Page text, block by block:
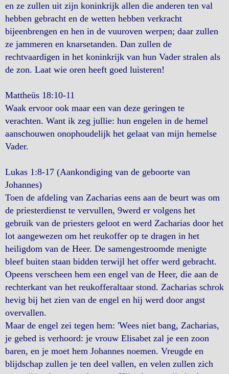
en ze zullen uit zijn koninkrijk allen die anderen ten val
hebben gebracht en de wetten hebben verkracht
bijeenbrengen en hen in de vuuroven werpen; daar zullen
ze jammeren en knarsetanden. Dan zullen de
rechtvaardigen in het koninkrijk van hun Vader stralen als
de zon. Laat wie oren heeft goed luisteren!
Mattheüs 18:10-11
Waak ervoor ook maar een van deze geringen te
verachten. Want ik zeg jullie: hun engelen in de hemel
aanschouwen onophoudelijk het gelaat van mijn hemelse
Vader.
Lukas 1:8-17 (Aankondiging van de geboorte van
Johannes)
Toen de afdeling van Zacharias eens aan de beurt was om
de priesterdienst te vervullen, 9werd er volgens het
gebruik van de priesters geloot en werd Zacharias door het
lot aangewezen om het reukoffer op te dragen in het
heiligdom van de Heer. De samengestroomde menigte
bleef buiten staan bidden terwijl het offer werd gebracht.
Opeens verscheen hem een engel van de Heer, die aan de
rechterkant van het reukofferaltaar stond. Zacharias schrok
hevig bij het zien van de engel en hij werd door angst
overvallen.
Maar de engel zei tegen hem: 'Wees niet bang, Zacharias,
je gebed is verhoord: je vrouw Elisabet zal je een zoon
baren, en je moet hem Johannes noemen. Vreugde en
blijdschap zullen je ten deel vallen, en velen zullen zich